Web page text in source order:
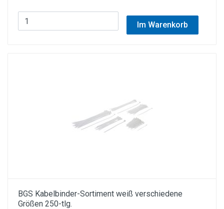
Im Warenkorb
BGS Kabelbinder-Sortiment weiß verschiedene
Größen 250-tlg.